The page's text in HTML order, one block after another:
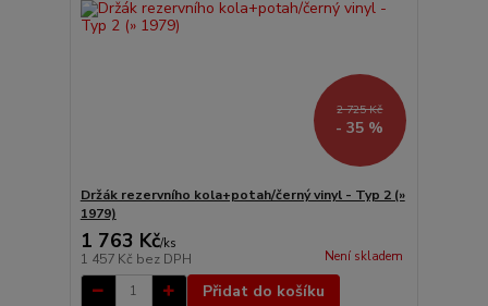
2 725 Kč
- 35 %
Držák rezervního kola+potah/černý vinyl - Typ 2 (»
1979)
1 763 Kč/ks
1 457 Kč bez DPH Není skladem
Přidat do košíku